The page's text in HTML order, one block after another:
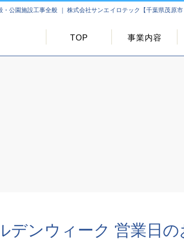
公園施設工事全般 ｜ 株式会社サンエイロテック【千葉県茂原
TOP 事業内容
デンウィーク 営業日の